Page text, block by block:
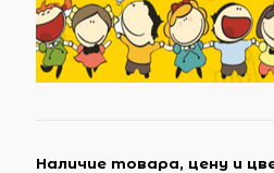
Наличие товара, цену и